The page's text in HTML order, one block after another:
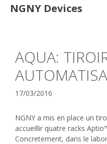
NGNY Devices
AQUA:
17/03/2016
NGNY a mis en place un
accueillir quatre racks
Concretement, dans le